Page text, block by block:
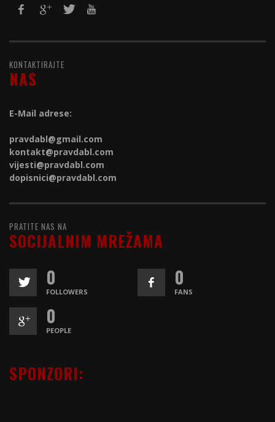
KONTAKTIRAJTE
NAS
E-Mail adrese:
pravdabl@gmail.com
kontakt@pravdabl.com
vijesti@pravdabl.com
dopisnici@pravdabl.com
PRATITE NAS NA
SOCIJALNIM MREŽAMA
0
FOLLOWERS
0
FANS
0
PEOPLE
SPONZORI: